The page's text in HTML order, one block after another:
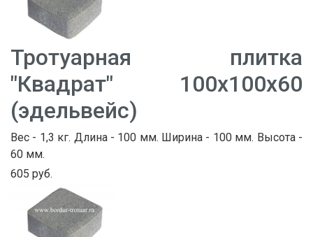
Тротуарная плитка
"Квадрат" 100х100х60
(эдельвейс)
Вес - 1,3 кг. Длина - 100 мм. Ширина - 100 мм. Высота -
60 мм.
605 руб.